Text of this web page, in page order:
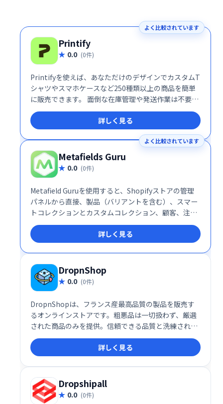
よく比較されています
Printify
0.0 (0件)
Printifyを使えば、あなただけのデザインでカスタムT
シャツやスマホケースなど250種類以上の商品を簡単
に販売できます。 面倒な在庫管理や発送作業は不要。
デザイン作成に集中し、世界中のお客様にあなたのオ
リジナル商品を提供しましょう！
詳しく見る
よく比較されています
Metafields Guru
0.0 (0件)
Metafield Guruを使用すると、Shopifyストアの管理
パネルから直接、製品（バリアントを含む）、スマー
トコレクションとカスタムコレクション、顧客、注文
（ドラフト注文を含む）、ブログ、ページ、ショップ
のメタフィールドを作成、更新、削除できます。
詳しく見る
DropnShop
0.0 (0件)
DropnShopは、フランス産最高品質の製品を販売す
るオンラインストアです。粗悪品は一切扱わず、厳選
された商品のみを提供。信頼できる品質と洗練された
デザインを追求し、お客様に最高のショッピング体験
をお届けします。ぜひ、DropnShopで特別な商品を
見つけてください。
詳しく見る
Dropshipall
0.0 (0件)